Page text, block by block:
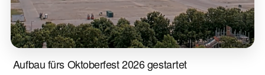
Aufbau fürs Oktoberfest 2026 gestartet